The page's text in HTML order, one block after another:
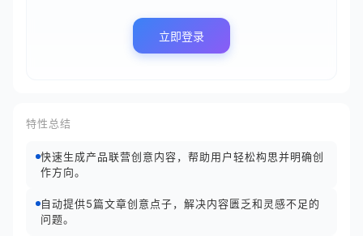
立即登录
特性总结
快速生成产品联营创意内容，帮助用户轻松构思并明确创
作方向。
自动提供5篇文章创意点子，解决内容匮乏和灵感不足的
问题。